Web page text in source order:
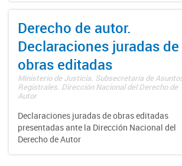
Derecho de autor.
Declaraciones juradas de
obras editadas
Ministerio de Justicia. Subsecretaría de
Registrales. Dirección Nacional del Derecho de
Autor
Declaraciones juradas de obras editadas
presentadas ante la Dirección Nacional del
Derecho de Autor